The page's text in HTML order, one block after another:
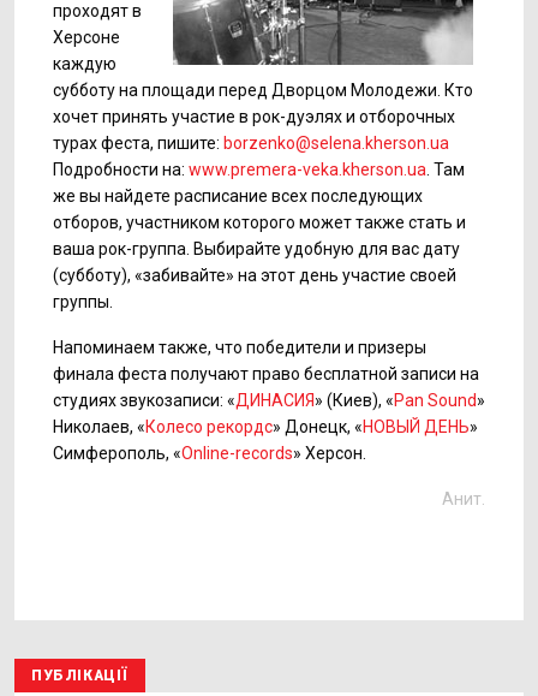
проходят в
Херсоне
каждую
субботу на площади перед Дворцом Молодежи. Кто
хочет принять участие в рок-дуэлях и отборочных
турах феста, пишите: borzenko@selena.kherson.ua
Подробности на: www.premera-veka.kherson.ua . Там
же вы найдете расписание всех последующих
отборов, участником которого может также стать и
ваша рок-группа. Выбирайте удобную для вас дату
(субботу), «забивайте» на этот день участие своей
группы.
Напоминаем также, что победители и призеры
финала феста получают право бесплатной записи на
студиях звукозаписи: «ДИНАСИЯ» (Киев), «Pan Sound»
Николаев, «Колесо рекордс» Донецк, «НОВЫЙ ДЕНЬ»
Симферополь, «Online-records» Херсон.
Анит.
ПУБЛІКАЦІЇ